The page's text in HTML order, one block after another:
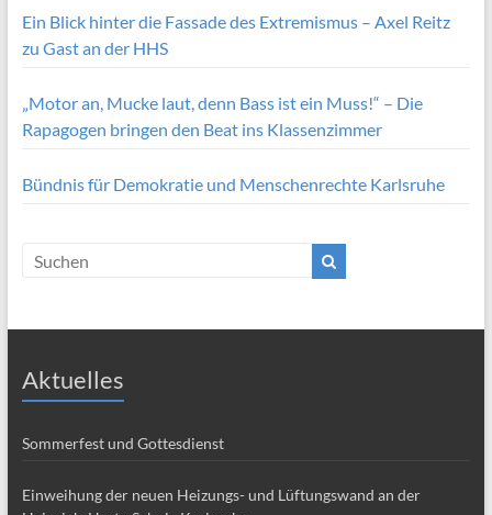
Ein Blick hinter die Fassade des Extremismus – Axel Reitz
zu Gast an der HHS
„Motor an, Mucke laut, denn Bass ist ein Muss!“ – Die
Rapagogen bringen den Beat ins Klassenzimmer
Bündnis für Demokratie und Menschenrechte Karlsruhe
Aktuelles
Sommerfest und Gottesdienst
Einweihung der neuen Heizungs- und Lüftungswand an der